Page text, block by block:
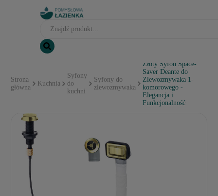
Strona
główna
Kuchnia
Syfony
do
kuchni
Syfony do
zlewozmywaka
Złoty Syfon Space-
Saver Deante do
Zlewozmywaka 1-
komorowego -
Elegancja i
Funkcjonalność